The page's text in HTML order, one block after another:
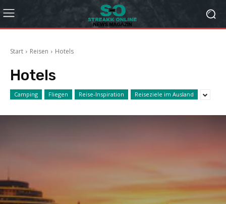
Start Reisen Hotels
Hotels
Camping Fliegen Reise-Inspiration Reiseziele im Ausland